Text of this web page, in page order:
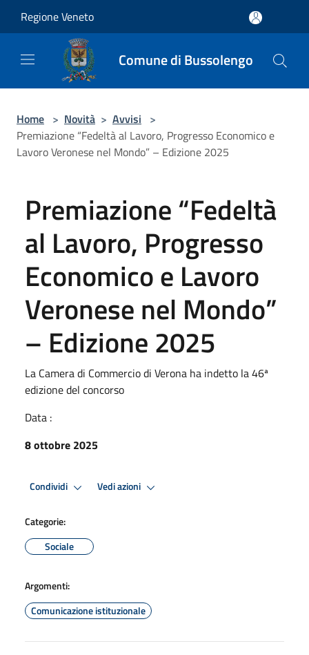
Regione Veneto
Comune di Bussolengo
Home > Novità > Avvisi >
Premiazione “Fedeltà al Lavoro, Progresso Economico e
Lavoro Veronese nel Mondo” – Edizione 2025
Premiazione “Fedeltà
al Lavoro, Progresso
Economico e Lavoro
Veronese nel Mondo”
– Edizione 2025
La Camera di Commercio di Verona ha indetto la 46ª
edizione del concorso
Data :
8 ottobre 2025
Condividi Vedi azioni
Categorie:
Sociale
Argomenti:
Comunicazione istituzionale